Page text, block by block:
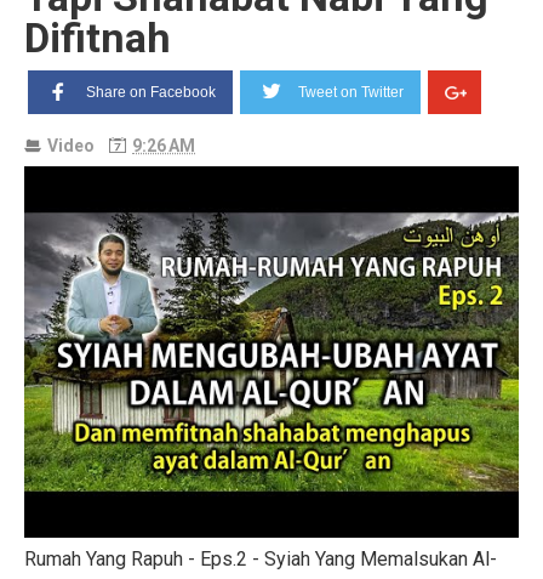
Difitnah
Share on Facebook Tweet on Twitter
Video 9:26 AM
Rumah Yang Rapuh - Eps.2 - Syiah Yang Memalsukan Al-